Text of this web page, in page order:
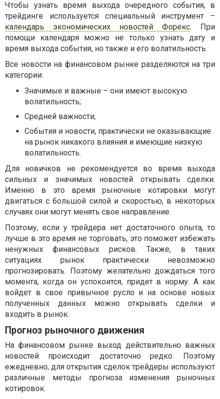
Чтобы узнать время выхода очередного события, в
трейдинге используется специальный инструмент –
календарь экономических новостей Форекс. При
помощи календаря можно не только узнать дату и
время выхода события, но также и его волатильность.
Все новости на финансовом рынке разделяются на три
категории:
Значимые и важные – они имеют высокую
волатильность;
Средней важности;
События и новости, практически не оказывающие
на рынок никакого влияния и имеющие низкую
волатильность.
Для новичков не рекомендуется во время выхода
сильных и значимых новостей открывать сделки.
Именно в это время рыночные котировки могут
двигаться с большой силой и скоростью, в некоторых
случаях они могут менять свое направление.
Поэтому, если у трейдера нет достаточного опыта, то
лучше в это время не торговать, это поможет избежать
ненужных финансовых рисков. Также, в таких
ситуациях рынок практически невозможно
прогнозировать. Поэтому желательно дождаться того
момента, когда он успокоится, придет в норму. А как
войдет в свое привычное русло и на основе новых
полученных данных можно открывать сделки и
входить в рынок.
Прогноз рыночного движения
На финансовом рынке выход действительно важных
новостей происходит достаточно редко. Поэтому
ежедневно, для открытия сделок трейдеры используют
различные методы прогноза изменения рыночных
котировок.